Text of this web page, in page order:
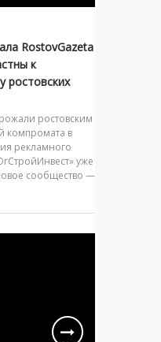
RostovGazeta
к
ростовских
ростовским
компромата в
рекламного
уже
сообщество —